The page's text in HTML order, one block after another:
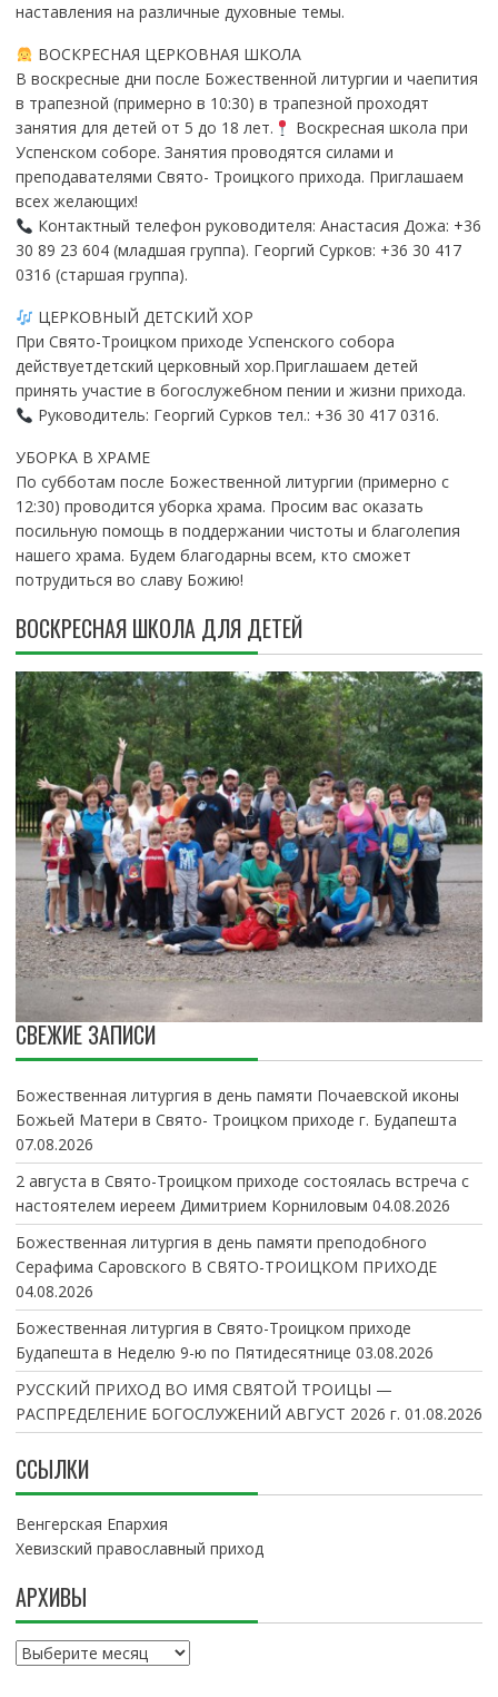
наставления на различные духовные темы.
ВОСКРЕСНАЯ ЦЕРКОВНАЯ ШКОЛА
В воскресные дни после Божественной литургии и чаепития
в трапезной (примерно в 10:30) в трапезной проходят
занятия для детей от 5 до 18 лет.
Воскресная школа при
Успенском соборе. Занятия проводятся силами и
преподавателями Свято- Троицкого прихода. Приглашаем
всех желающих!
Контактный телефон руководителя: Анастасия Дожа: +36
30 89 23 604 (младшая группа). Георгий Сурков: +36 30 417
0316 (старшая группа).
ЦЕРКОВНЫЙ ДЕТСКИЙ ХОР
При Свято-Троицком приходе Успенского собора
действуетдетский церковный хор.Приглашаем детей
принять участие в богослужебном пении и жизни прихода.
Руководитель: Георгий Сурков тел.: +36 30 417 0316.
УБОРКА В ХРАМЕ
По субботам после Божественной литургии (примерно с
12:30) проводится уборка храма. Просим вас оказать
посильную помощь в поддержании чистоты и благолепия
нашего храма. Будем благодарны всем, кто сможет
потрудиться во славу Божию!
ВОСКРЕСНАЯ ШКОЛА ДЛЯ ДЕТЕЙ
СВЕЖИЕ ЗАПИСИ
Божественная литургия в день памяти Почаевской иконы
Божьей Матери в Свято- Троицком приходе г. Будапешта
07.08.2026
2 августа в Свято-Троицком приходе состоялась встреча с
настоятелем иереем Димитрием Корниловым 04.08.2026
Божественная литургия в день памяти преподобного
Серафима Саровского В СВЯТО-ТРОИЦКОМ ПРИХОДЕ
04.08.2026
Божественная литургия в Свято-Троицком приходе
Будапешта в Неделю 9-ю по Пятидесятнице 03.08.2026
РУССКИЙ ПРИХОД ВО ИМЯ СВЯТОЙ ТРОИЦЫ —
РАСПРЕДЕЛЕНИЕ БОГОСЛУЖЕНИЙ АВГУСТ 2026 г. 01.08.2026
ССЫЛКИ
Венгерская Епархия
Хевизский православный приход
АРХИВЫ
А